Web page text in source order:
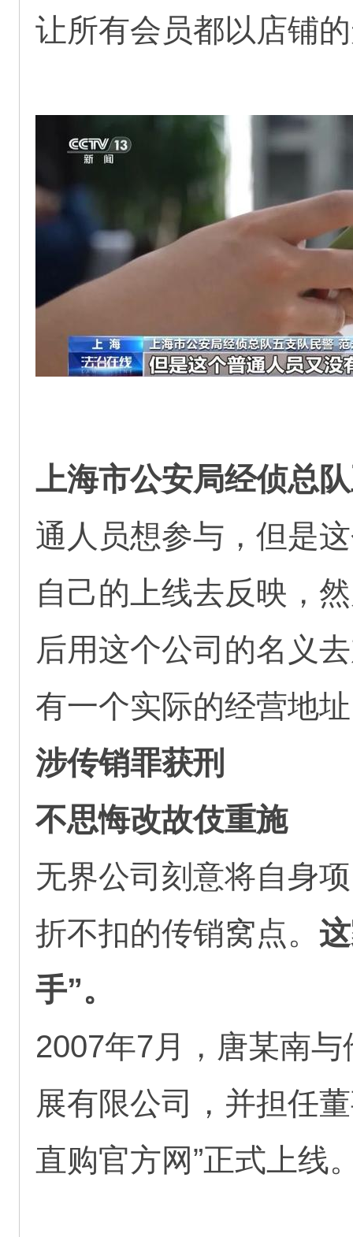
让所有会员都以店铺
上海市公安局经侦总
通人员想参与，但是
自己的上线去反映，
后用这个公司的名义
有一个实际的经营地
涉传销罪获刑
不思悔改故伎重施
无界公司刻意将自身
折不扣的传销窝点。
手”。
2007年7月，唐某南
展有限公司，并担任
直购官方网”正式上线